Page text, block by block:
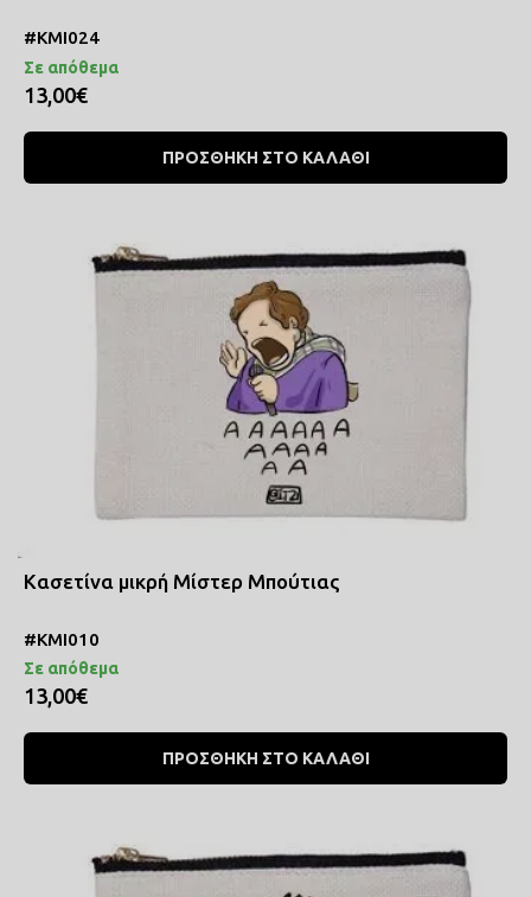
#ΚΜΙ024
Σε απόθεμα
13,00€
ΠΡΟΣΘΗΚΗ ΣΤΟ ΚΑΛΑΘΙ
Κασετίνα μικρή Μίστερ Μπούτιας
#ΚΜΙ010
Σε απόθεμα
13,00€
ΠΡΟΣΘΗΚΗ ΣΤΟ ΚΑΛΑΘΙ